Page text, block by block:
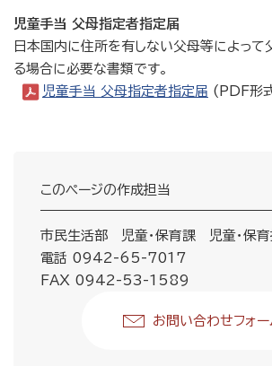
児童手当 父母指定者指定届
日本国内に住所を有しない父母等によって
る場合に必要な書類です。
児童手当 父母指定者指定届 (PDF形
このページの作成担当
市民生活部 児童・保育課 児童・保育
電話 0942-65-7017
FAX 0942-53-1589
お問い合わせフォー